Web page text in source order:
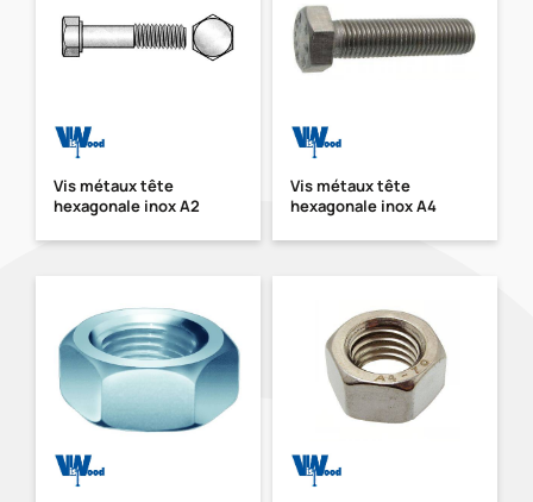
Vis métaux tête
hexagonale inox A2
Vis métaux tête
hexagonale inox A4